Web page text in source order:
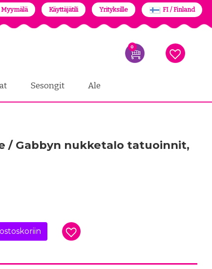
Myymälä Käyttäjätili Yrityksille FI / Finland
0
Sesongit Ale
/ Gabbyn nukketalo tatuoinnit,